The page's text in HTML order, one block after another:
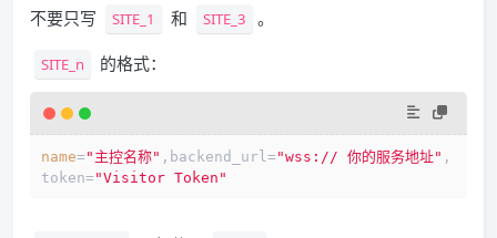
不要只写 SITE_1 和 SITE_3 。
SITE_n 的格式：
name= "主控名称" ,backend_url= "wss:// 你的服务地址" ,
token= "Visitor Token"